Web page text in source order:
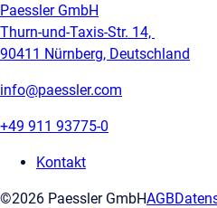
Paessler GmbH
Thurn-und-Taxis-Str. 14,
90411 Nürnberg, Deutschland
info@paessler.com
+49 911 93775-0
Kontakt
©2026 Paessler GmbHAGB